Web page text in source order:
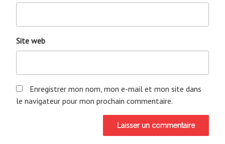
Site web
Enregistrer mon nom, mon e-mail et mon site dans
le navigateur pour mon prochain commentaire.